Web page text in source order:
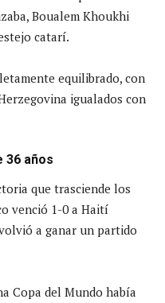
Boualem Khoukhi
catarí.
equilibrado, con
igualados con
36 años
que trasciende los
venció 1-0 a Haití
a ganar un partido
Copa del Mundo había